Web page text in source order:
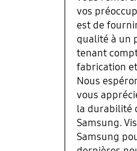
vos
est de
qualité à un
tenant
fabrication
Nous
vous
la durabilité
Samsung.
Samsung